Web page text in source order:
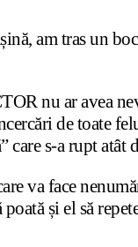
am tras un
nu ar avea
de toate
care s-a rupt atât
va face
și el să